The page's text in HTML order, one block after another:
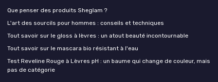
Que penser des produits Sheglam ?
L'art des sourcils pour hommes : conseils et techniques
Tout savoir sur le gloss à lèvres : un atout beauté incontournable
Tout savoir sur le mascara bio résistant à l'eau
Test Reveline Rouge à Lèvres pH : un baume qui change de couleur, mais
pas de catégorie